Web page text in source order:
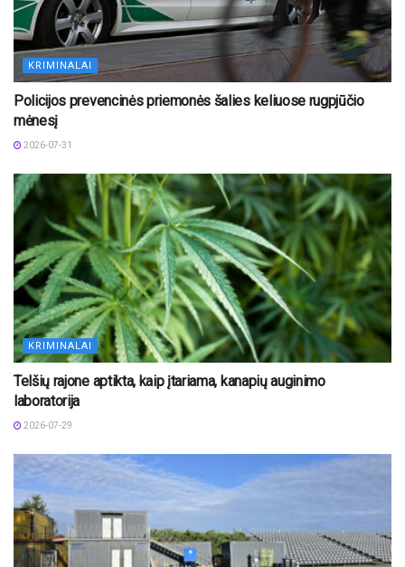
KRIMINALAI
Policijos prevencinės priemonės šalies keliuose rugpjūčio
mėnesį
2026-07-31
KRIMINALAI
Telšių rajone aptikta, kaip įtariama, kanapių auginimo
laboratorija
2026-07-29